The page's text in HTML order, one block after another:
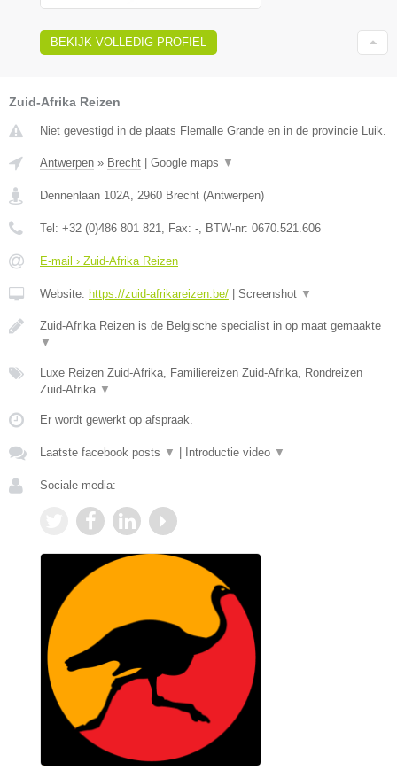
BEKIJK VOLLEDIG PROFIEL
Zuid-Afrika Reizen
Niet gevestigd in de plaats Flemalle Grande en in de provincie Luik.
Antwerpen » Brecht Google maps ▼
Dennenlaan 102A 2960 Brecht (Antwerpen)
Tel: +32 (0)486 801 821 , Fax: - , BTW-nr: 0670.521.606
E-mail › Zuid-Afrika Reizen
Website: https://zuid-afrikareizen.be/ Screenshot ▼
Zuid-Afrika Reizen is de Belgische specialist in op maat gemaakte
▼
Luxe Reizen Zuid-Afrika, Familiereizen Zuid-Afrika, Rondreizen
Zuid-Afrika ▼
Er wordt gewerkt op afspraak.
Laatste facebook posts ▼ Introductie video ▼
Sociale media: